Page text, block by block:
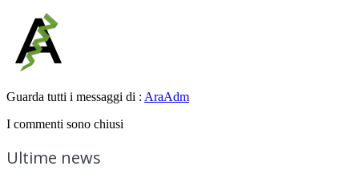
Guarda tutti i messaggi di : AraAdm
I commenti sono chiusi
Ultime news